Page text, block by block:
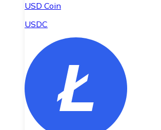
USD Coin
USDC